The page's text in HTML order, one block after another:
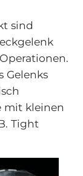
sind
Gelenks
mit kleinen
Tight